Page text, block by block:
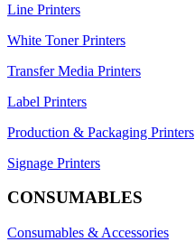
Line Printers
White Toner Printers
Transfer Media Printers
Label Printers
Production & Packaging Printers
Signage Printers
CONSUMABLES
Consumables & Accessories